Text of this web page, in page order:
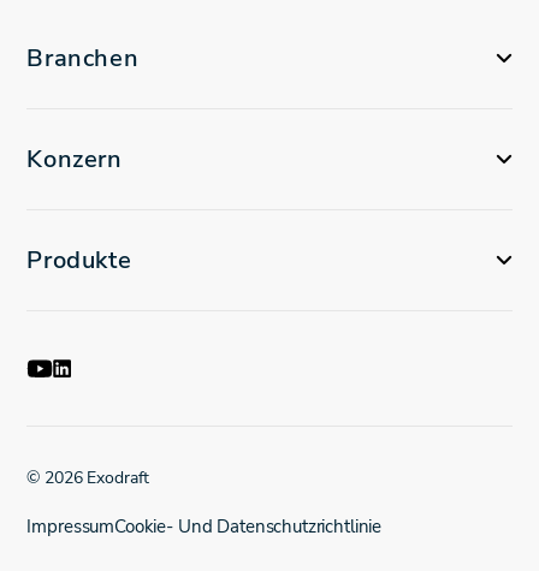
Branchen
Konzern
Produkte
© 2026 Exodraft
ImpressumCookie- Und Datenschutzrichtlinie